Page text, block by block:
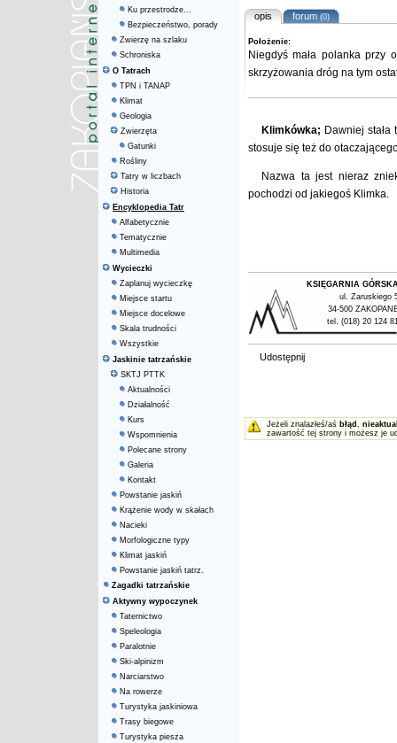
Ku przestrodze...
Bezpieczeństwo, porady
Zwierzę na szlaku
Schroniska
O Tatrach
TPN i TANAP
Klimat
Geologia
Zwierzęta
Gatunki
Rośliny
Tatry w liczbach
Historia
Encyklopedia Tatr
Alfabetycznie
Tematycznie
Multimedia
Wycieczki
Zaplanuj wycieczkę
Miejsce startu
Miejsce docelowe
Skala trudności
Wszystkie
Jaskinie tatrzańskie
SKTJ PTTK
Aktualności
Działalność
Kurs
Wspomnienia
Polecane strony
Galeria
Kontakt
Powstanie jaskiń
Krążenie wody w skałach
Nacieki
Morfologiczne typy
Klimat jaskiń
Powstanie jaskiń tatrz.
Zagadki tatrzańskie
Aktywny wypoczynek
Taternictwo
Speleologia
Paralotnie
Ski-alpinizm
Narciarstwo
Na rowerze
Turystyka jaskiniowa
Trasy biegowe
Turystyka piesza
opis forum(0)
Położenie:
Niegdyś mała polanka przy
skrzyżowania dróg na tym
Klimkówka; Dawniej
stosuje się też do
Nazwa ta jest nieraz
pochodzi od jakiegoś Klimka.
KSIĘGARNIA
ul. Zaruskiego
34-500
tel. (018) 20 124
Udostępnij
Jeżeli znalazłeś/aś błąd ,
zawartość tej strony i możesz je